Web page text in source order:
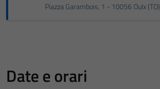
Piazza Garambois, 1 - 10056 Oulx (TO)
Date e orari